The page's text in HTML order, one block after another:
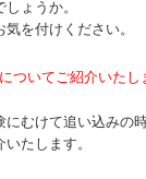
ょうか。
を付けください。
についてご紹介いたし
むけて追い込みの
たします。